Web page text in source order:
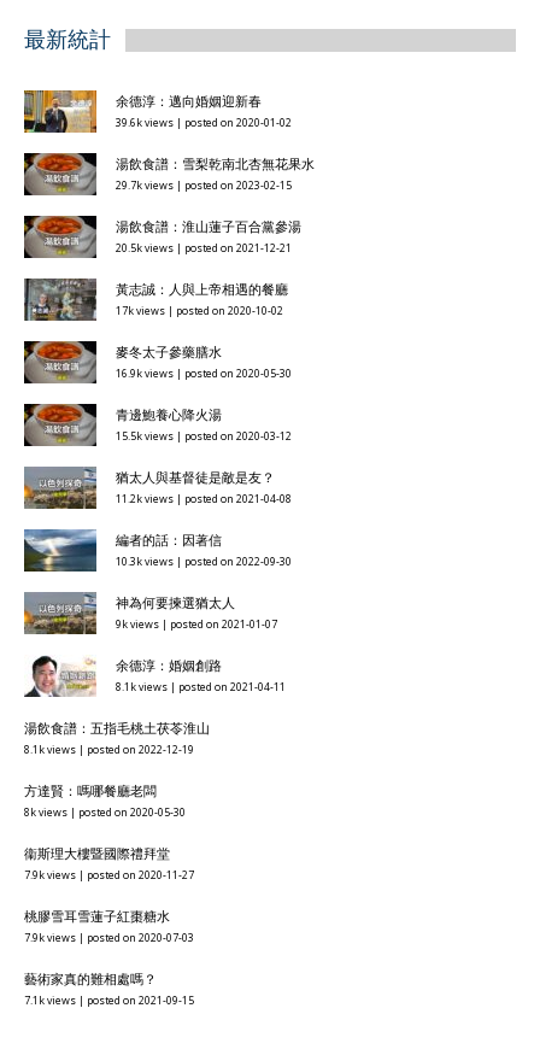
最新統計
余德淳：邁向婚姻迎新春
39.6k views | posted on 2020-01-02
湯飲食譜：雪梨乾南北杏無花果水
29.7k views | posted on 2023-02-15
湯飲食譜：淮山蓮子百合黨參湯
20.5k views | posted on 2021-12-21
黃志誠：人與上帝相遇的餐廳
17k views | posted on 2020-10-02
麥冬太子參藥膳水
16.9k views | posted on 2020-05-30
青邊鮑養心降火湯
15.5k views | posted on 2020-03-12
猶太人與基督徒是敵是友？
11.2k views | posted on 2021-04-08
編者的話：因著信
10.3k views | posted on 2022-09-30
神為何要揀選猶太人
9k views | posted on 2021-01-07
余德淳：婚姻創路
8.1k views | posted on 2021-04-11
湯飲食譜：五指毛桃土茯苓淮山
8.1k views | posted on 2022-12-19
方達賢：嗎哪餐廳老闆
8k views | posted on 2020-05-30
衞斯理大樓暨國際禮拜堂
7.9k views | posted on 2020-11-27
桃膠雪耳雪蓮子紅棗糖水
7.9k views | posted on 2020-07-03
藝術家真的難相處嗎？
7.1k views | posted on 2021-09-15